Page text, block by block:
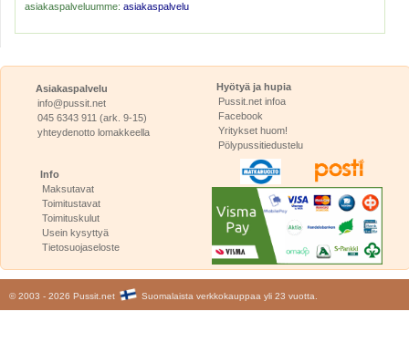
asiakaspalveluumme: asiakaspalvelu
Asiakaspalvelu
info@pussit.net
045 6343 911 (ark. 9-15)
yhteydenotto lomakkeella
Hyötyä ja hupia
Pussit.net infoa
Facebook
Yritykset huom!
Pölypussitiedustelu
Info
Maksutavat
Toimitustavat
Toimituskulut
Usein kysyttyä
Tietosuojaseloste
© 2003 - 2026 Pussit.net Suomalaista verkkokauppaa yli 23 vuotta.